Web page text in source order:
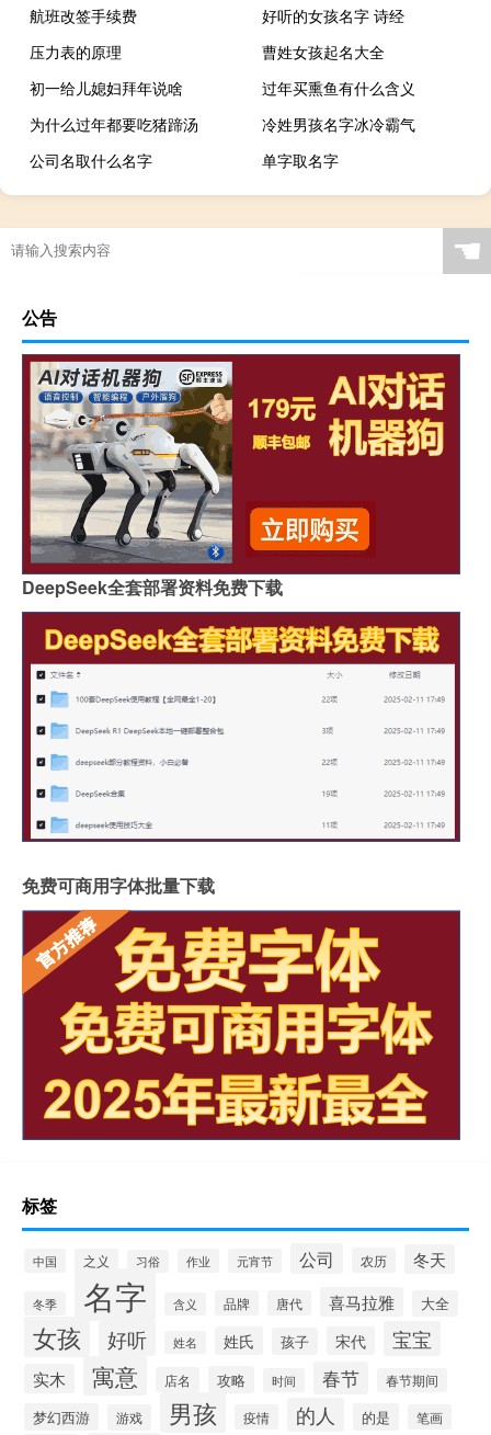
航班改签手续费
好听的女孩名字 诗经
压力表的原理
曹姓女孩起名大全
初一给儿媳妇拜年说啥
过年买熏鱼有什么含义
为什么过年都要吃猪蹄汤
冷姓男孩名字冰冷霸气
公司名取什么名字
单字取名字
☚
公告
DeepSeek全套部署资料免费下载
免费可商用字体批量下载
标签
中国 之义 习俗 作业 元宵节 公司 农历 冬天
冬季 名字 含义 品牌 唐代 喜马拉雅 大全
女孩 好听 姓名 姓氏 孩子 宋代 宝宝
实木 寓意 店名 攻略 时间 春节 春节期间
梦幻西游 游戏 男孩 疫情 的人 的是 笔画